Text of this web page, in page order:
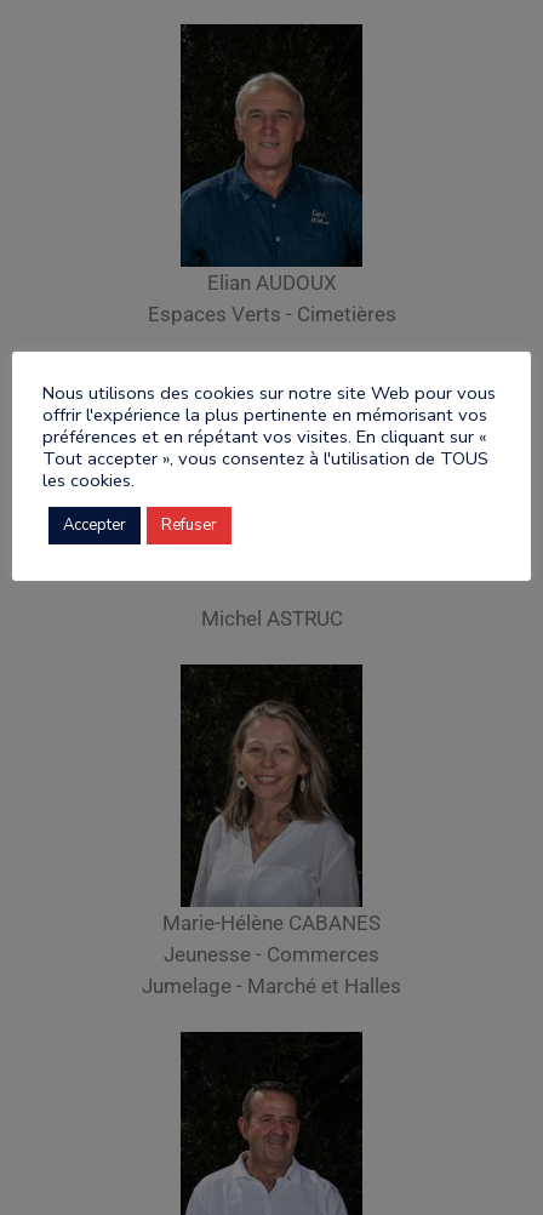
Elian AUDOUX
Espaces Verts - Cimetières
Michel ASTRUC
Marie-Hélène CABANES
Jeunesse - Commerces
Jumelage - Marché et Halles
Nous utilisons des cookies sur notre site Web pour vous
offrir l'expérience la plus pertinente en mémorisant vos
préférences et en répétant vos visites. En cliquant sur «
Tout accepter », vous consentez à l'utilisation de TOUS
les cookies.
Accepter Refuser